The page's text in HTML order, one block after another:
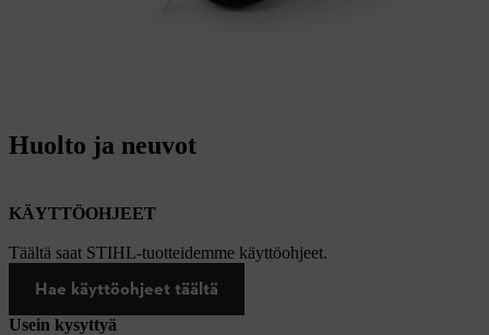
Huolto ja neuvot
KÄYTTÖOHJEET
Täältä saat STIHL-tuotteidemme käyttöohjeet.
Hae käyttöohjeet täältä
Usein kysyttyä